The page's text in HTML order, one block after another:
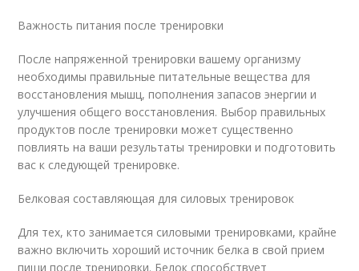
Важность питания после тренировки
После напряженной тренировки вашему организму
необходимы правильные питательные вещества для
восстановления мышц, пополнения запасов энергии и
улучшения общего восстановления. Выбор правильных
продуктов после тренировки может существенно
повлиять на ваши результаты тренировки и подготовить
вас к следующей тренировке.
Белковая составляющая для силовых тренировок
Для тех, кто занимается силовыми тренировками, крайне
важно включить хороший источник белка в свой прием
пищи после тренировки. Белок способствует